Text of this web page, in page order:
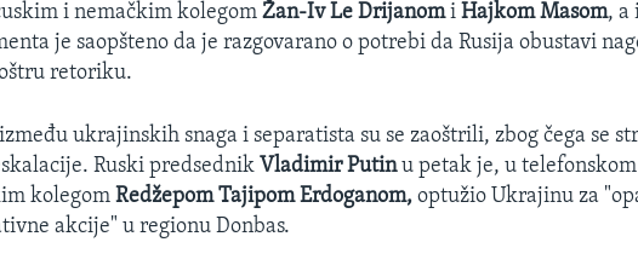
i nemačkim kolegomŽan-Iv Le DrijanomiHajkom Masom, a
je saopšteno da je razgovarano o potrebi da Rusija obustavi
retoriku.
ukrajinskih snaga i separatista su se zaoštrili, zbog čega se
Ruski predsednik Vladimir Putinu petak je, u
kolegomRedžepom Tajipom Erdoganom, optužio Ukrajinu za
akcije" u regionu Donbas.